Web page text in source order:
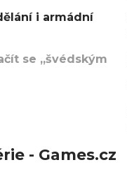
i armádní
se „švédským
- Games.cz